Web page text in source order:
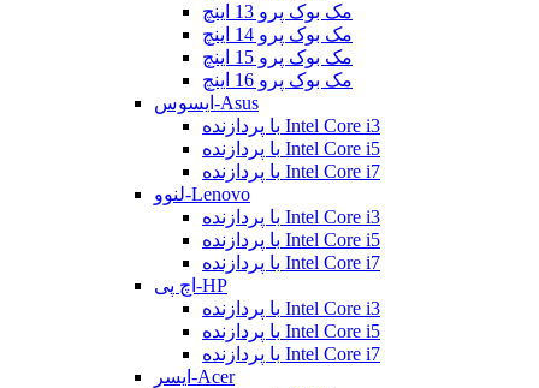
مک بوک پرو 13 اینچ
مک بوک پرو 14 اینچ
مک بوک پرو 15 اینچ
مک بوک پرو 16 اینچ
ایسوس-Asus
با پردازنده Intel Core i3
با پردازنده Intel Core i5
با پردازنده Intel Core i7
لنوو-Lenovo
با پردازنده Intel Core i3
با پردازنده Intel Core i5
با پردازنده Intel Core i7
اچ پی-HP
با پردازنده Intel Core i3
با پردازنده Intel Core i5
با پردازنده Intel Core i7
ایسر-Acer